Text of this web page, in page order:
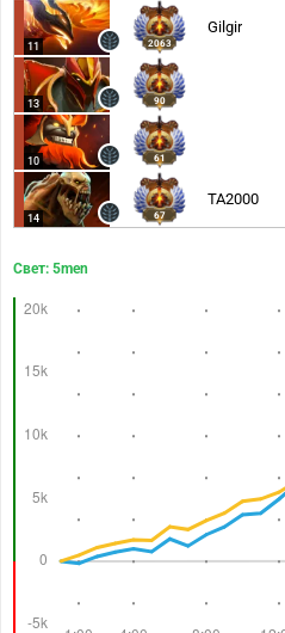
11 2063
Gilgir
13 90
10 61
14 67
TA2000
Свет: 5men